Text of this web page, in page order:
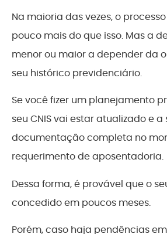
Na maioria das vezes, o
pouco mais do que isso. Mas a
menor ou maior a depender da
seu histórico previdenciário.
Se você fizer um planejamento
seu CNIS vai estar atualizado e a
documentação completa no
requerimento de aposentadoria.
Dessa forma, é provável que o
concedido em poucos meses.
Porém, caso haja pendências